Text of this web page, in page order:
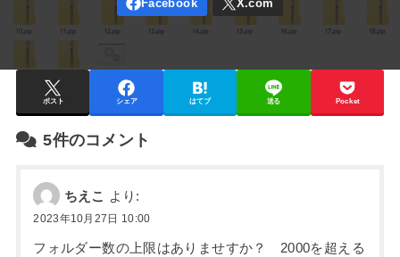
ポスト シェア はてブ 送る Pocket
5件のコメント
ちえこ より:
2023年10月27日 10:00
フォルダー数の上限はありませすか？ 2000を超える